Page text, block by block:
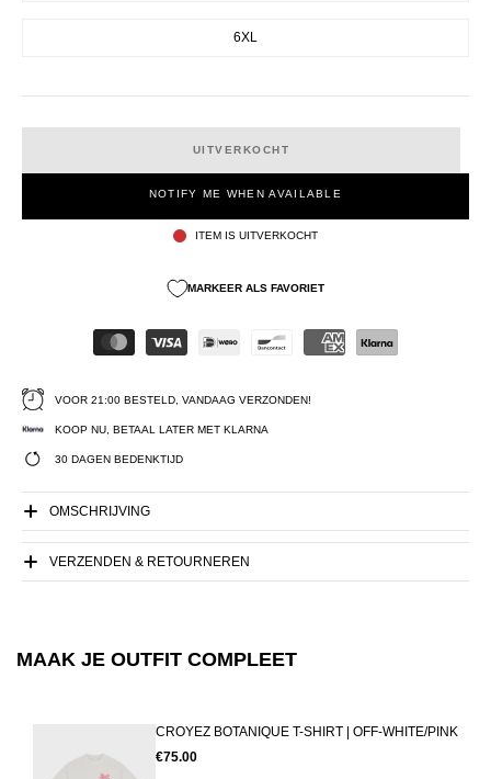
6XL
UITVERKOCHT
NOTIFY ME WHEN AVAILABLE
ITEM IS UITVERKOCHT
MARKEER ALS FAVORIET
VOOR 21:00 BESTELD, VANDAAG VERZONDEN!
KOOP NU, BETAAL LATER MET KLARNA
30 DAGEN BEDENKTIJD
OMSCHRIJVING
VERZENDEN & RETOURNEREN
MAAK JE OUTFIT COMPLEET
CROYEZ BOTANIQUE T-SHIRT | OFF-WHITE/PINK
€75.00